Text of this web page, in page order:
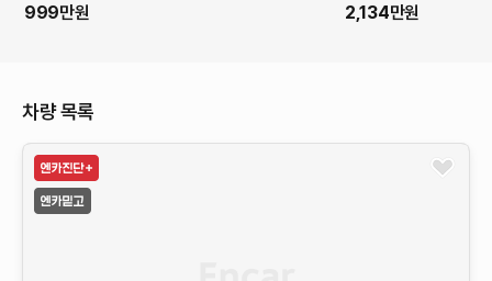
999만원 2,134만원
차량 목록